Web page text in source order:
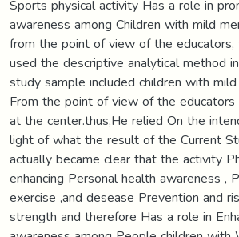
Sports physical activity Has a role in
awareness among Children with mild
from the point of view of the educators,
used the descriptive analytical method
study sample included children with
From the point of view of the
at the center.thus,He relied On the
light of what the result of the Current
actually became clear that the activity
enhancing Personal health awareness ,
exercise ,and desease Prevention and
strength and therefore Has a role in